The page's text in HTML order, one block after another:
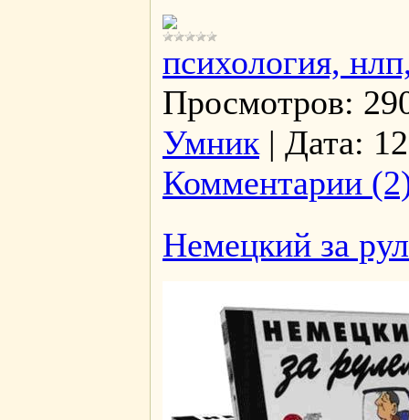
психология,
Просмотров:
Умник | Дата:
Комментарии
Немецкий за